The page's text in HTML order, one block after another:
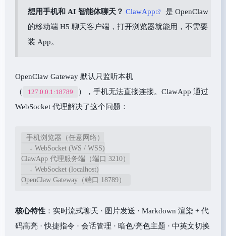
想用手机和 AI 智能体聊天？ ClawApp
是 OpenClaw
的移动端 H5 聊天客户端，打开浏览器就能用，不需要
装 App。
OpenClaw Gateway 默认只监听本机
（
127.0.0.1:18789
），手机无法直接连接。ClawApp 通过
WebSocket 代理解决了这个问题：
手机浏览器（任意网络）
ClawApp 代理服务端（端口 3210）
OpenClaw Gateway（端口 18789）
核心特性 ：实时流式聊天 · 图片发送 · Markdown 渲染 + 代
码高亮 · 快捷指令 · 会话管理 · 暗色/亮色主题 · 中英文切换